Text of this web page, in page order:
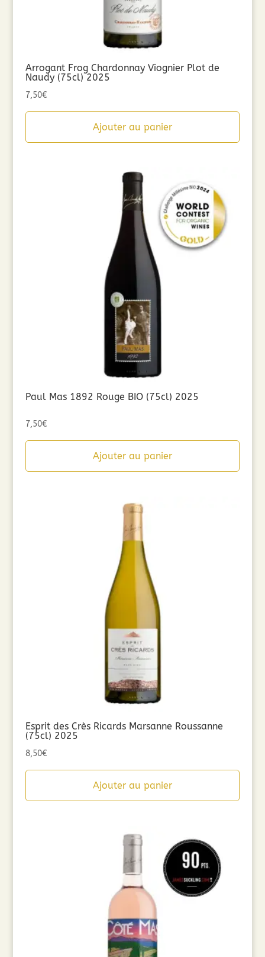
Arrogant Frog Chardonnay Viognier Plot de
Naudy (75cl) 2025
7,50€
Ajouter au panier
Paul Mas 1892 Rouge BIO (75cl) 2025
7,50€
Ajouter au panier
Esprit des Crès Ricards Marsanne Roussanne
(75cl) 2025
8,50€
Ajouter au panier